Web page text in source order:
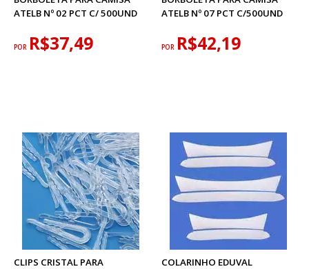
ATELB Nº 02 PCT C/ 500UND
POR R$37,49
ATELB Nº 07 PCT C/500UND
POR R$42,19
CLIPS CRISTAL PARA
COLARINHO EDUVAL